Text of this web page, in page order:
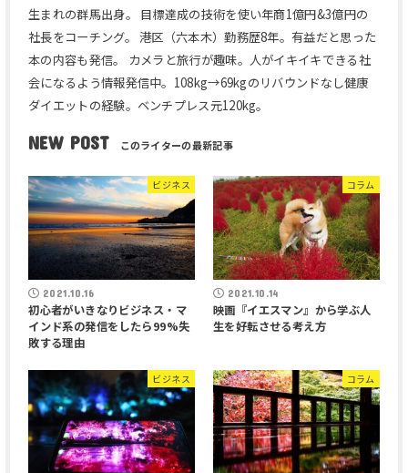
生まれの群馬出身。 目標達成の技術を使い年商1億円&3億円の
社長をコーチング。 港区（六本木）勤務歴8年。有益だと思った
本の内容も発信。 カメラと旅行が趣味。人がイキイキできる社
会になるよう情報発信中。108kg→69kgのリバウンドなし健康
ダイエットの経験。ベンチプレス元120kg。
NEW POST
ビジネス
2021.10.16
初心者がいきなりビジネス・マ
インド系の発信をしたら99%失
敗する理由
コラム
2021.10.14
映画『イエスマン』から学ぶ人
生を好転させる考え方
ビジネス コラム